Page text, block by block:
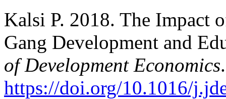
Kalsi P. 2018. The Impact
Gang Development and
of Development Economics
https://doi.org/10.1016/